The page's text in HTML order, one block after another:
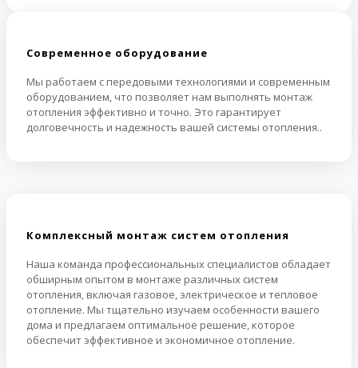
Cовременное оборудование
Мы работаем с передовыми технологиями и современным
оборудованием, что позволяет нам выполнять монтаж
отопления эффективно и точно. Это гарантирует
долговечность и надежность вашей системы отопления..
Комплексный монтаж систем отопления
Наша команда профессиональных специалистов обладает
обширным опытом в монтаже различных систем
отопления, включая газовое, электрическое и тепловое
отопление. Мы тщательно изучаем особенности вашего
дома и предлагаем оптимальное решение, которое
обеспечит эффективное и экономичное отопление.